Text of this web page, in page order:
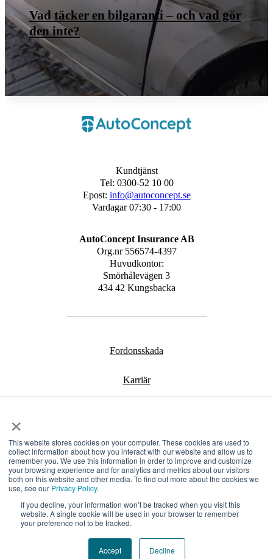
×
This website stores cookies on your computer. These cookies are used to
collect information about how you interact with our website and allow us to
remember you. We use this information in order to improve and customize
your browsing experience and for analytics and metrics about our visitors
both on this website and other media. To find out more about the cookies we
use, see our Privacy Policy.
If you decline, your information won’t be tracked when you visit this
website. A single cookie will be used in your browser to remember
your preference not to be tracked.
Accept Decline
Vad täcker en bilgaranti – och vad gör
den inte?
Fordonsskada
Karriär
Bli partner
Kundtjänst
Tel: 0300-52 10 00
Epost: info@autoconcept.se
Vardagar 07:30 - 17:00
AutoConcept Insurance AB
Org.nr 556574-4397
Huvudkontor:
Smörhålevägen 3
434 42 Kungsbacka
©2026 AutoConcept Insurance AB, All rights reserved.